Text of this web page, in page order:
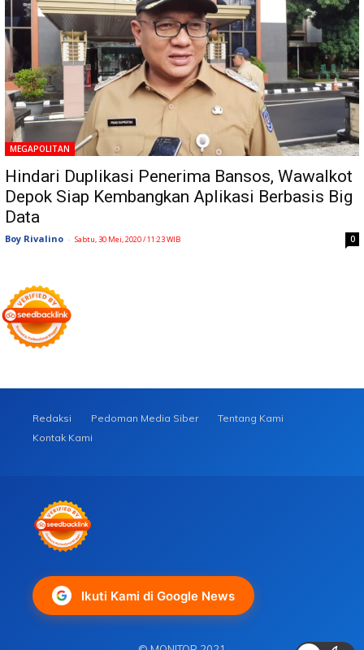
MEGAPOLITAN
Hindari Duplikasi Penerima Bansos, Wawalkot
Depok Siap Kembangkan Aplikasi Berbasis Big
Data
Boy Rivalino - Sabtu, 30 Mei, 2020 / 11:23 WIB 0
Redaksi Pedoman Media Siber
Tentang Kami
Kontak Kami
Ikuti Kami di Google News